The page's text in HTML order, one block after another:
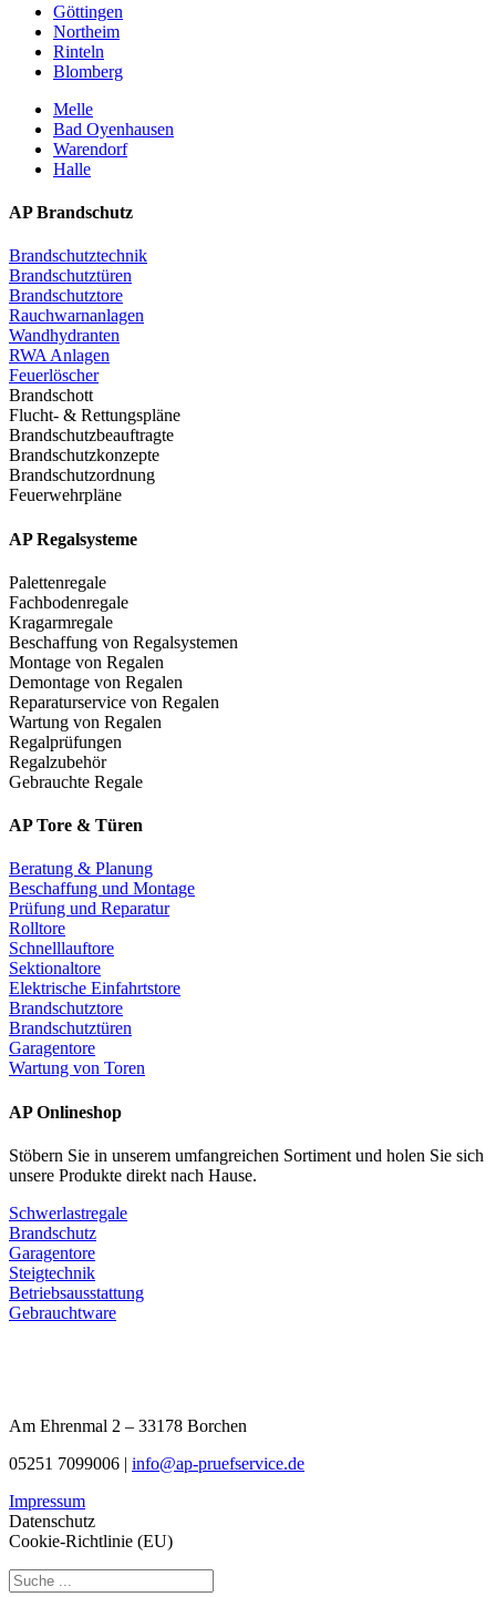
Göttingen
Northeim
Rinteln
Blomberg
Melle
Bad Oyenhausen
Warendorf
Halle
AP Brandschutz
Brandschutztechnik
Brandschutztüren
Brandschutztore
Rauchwarnanlagen
Wandhydranten
RWA Anlagen
Feuerlöscher
Brandschott
Flucht- & Rettungspläne
Brandschutzbeauftragte
Brandschutzkonzepte
Brandschutzordnung
Feuerwehrpläne
AP Regalsysteme
Palettenregale
Fachbodenregale
Kragarmregale
Beschaffung von Regalsystemen
Montage von Regalen
Demontage von Regalen
Reparaturservice von Regalen
Wartung von Regalen
Regalprüfungen
Regalzubehör
Gebrauchte Regale
AP Tore & Türen
Beratung & Planung
Beschaffung und Montage
Prüfung und Reparatur
Rolltore
Schnelllauftore
Sektionaltore
Elektrische Einfahrtstore
Brandschutztore
Brandschutztüren
Garagentore
Wartung von Toren
AP Onlineshop
Stöbern Sie in unserem umfangreichen Sortiment und holen Sie sich
unsere Produkte direkt nach Hause.
Schwerlastregale
Brandschutz
Garagentore
Steigtechnik
Betriebsausstattung
Gebrauchtware
Am Ehrenmal 2 – 33178 Borchen
05251 7099006 | info@ap-pruefservice.de
Impressum
Datenschutz
Cookie-Richtlinie (EU)
Search